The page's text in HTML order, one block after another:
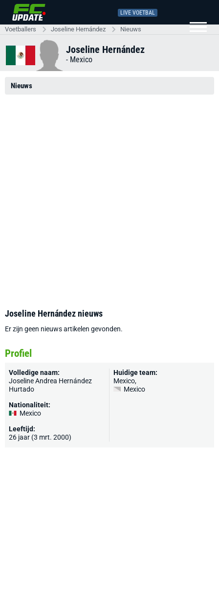
LIVE VOETBAL
Voetballers Joseline Hernández Nieuws
Joseline Hernández
- Mexico
Nieuws
Joseline Hernández nieuws
Er zijn geen nieuws artikelen gevonden.
Profiel
Volledige naam:
Joseline Andrea Hernández
Hurtado
Nationaliteit:
Mexico
Leeftijd:
26 jaar (3 mrt. 2000)
Huidige team:
Mexico,
Mexico